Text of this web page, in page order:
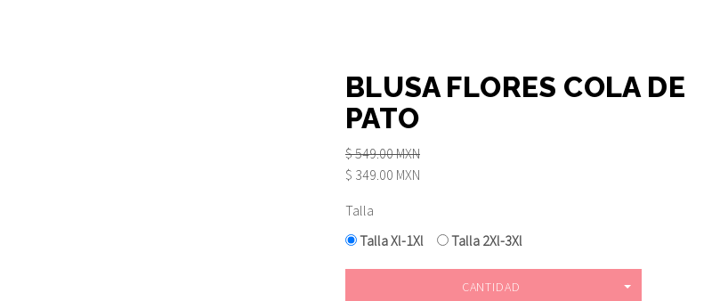
BLUSA FLORES COLA DE
PATO
$ 549.00 MXN
$ 349.00 MXN
Talla
Talla Xl-1Xl
Talla 2Xl-3Xl
CANTIDAD